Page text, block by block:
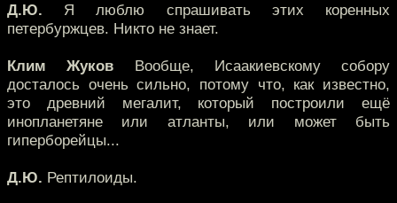
Д.Ю. Я люблю спрашивать этих коренных
петербуржцев. Никто не знает.
Клим Жуков Вообще, Исаакиевскому собору
досталось очень сильно, потому что, как известно,
это древний мегалит, который построили ещё
инопланетяне или атланты, или может быть
гиперборейцы...
Д.Ю. Рептилоиды.